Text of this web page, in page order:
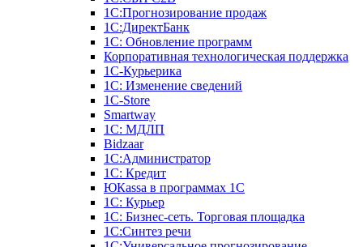
1С:Прогнозирование продаж
1С:ДиректБанк
1С: Обновление программ
Корпоративная технологическая поддержка
1С-Курьерика
1С: Изменение сведений
1C-Store
Smartway
1С: МДЛП
Bidzaar
1С:Администратор
1С: Кредит
ЮКаssа в программах 1С
1С: Курьер
1С: Бизнес-сеть. Торговая площадка
1С:Синтез речи